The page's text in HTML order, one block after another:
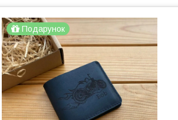
Подарунок